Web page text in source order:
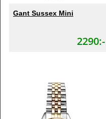
Gant Sussex Mini
2290:-